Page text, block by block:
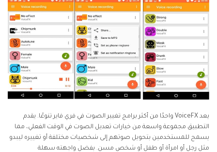
يعد VoiceFX واحدًا من أكثر برامج تغيير الصوت في فري فاير تنوعًا. يقدم
التطبيق مجموعة واسعة من خيارات تعديل الصوت في الوقت الفعلي، مما
يسمح للمستخدمين بتحويل صوتهم إلى شخصيات مختلفة أو تغييره ليبدو
مثل رجل أو امرأة أو طفل أو شخص مسن. بفضل واجهته سهلة